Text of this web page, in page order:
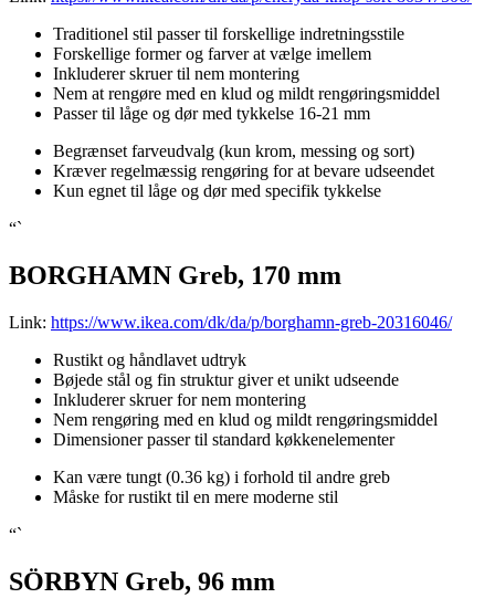
Traditionel stil passer til forskellige indretningsstile
Forskellige former og farver at vælge imellem
Inkluderer skruer til nem montering
Nem at rengøre med en klud og mildt rengøringsmiddel
Passer til låge og dør med tykkelse 16-21 mm
Begrænset farveudvalg (kun krom, messing og sort)
Kræver regelmæssig rengøring for at bevare udseendet
Kun egnet til låge og dør med specifik tykkelse
“`
BORGHAMN Greb, 170 mm
Link: https://www.ikea.com/dk/da/p/borghamn-greb-20316046/
Rustikt og håndlavet udtryk
Bøjede stål og fin struktur giver et unikt udseende
Inkluderer skruer for nem montering
Nem rengøring med en klud og mildt rengøringsmiddel
Dimensioner passer til standard køkkenelementer
Kan være tungt (0.36 kg) i forhold til andre greb
Måske for rustikt til en mere moderne stil
“`
SÖRBYN Greb, 96 mm